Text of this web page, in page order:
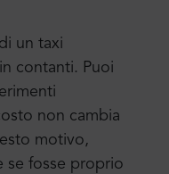
un taxi
contanti. Puoi
non cambia
motivo,
se fosse proprio